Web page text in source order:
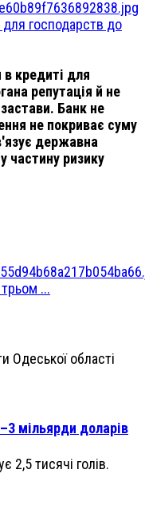
господарств до
кредиті для
репутація й не
Банк не
не покриває суму
державна
частину ризику
...
мільярди доларів